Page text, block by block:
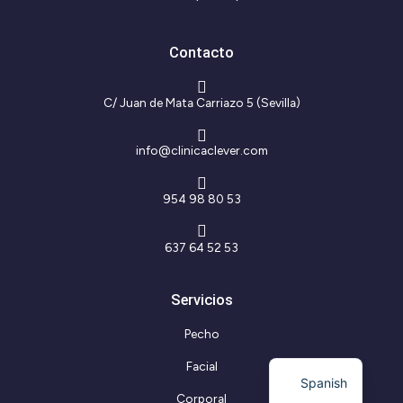
r
o
f
Contacto
C/ Juan de Mata Carriazo 5 (Sevilla)
info@clinicaclever.com
954 98 80 53
637 64 52 53
Servicios
Pecho
Facial
Corporal
Spanish